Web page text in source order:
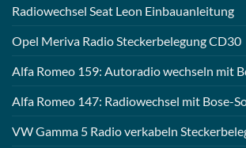
Radiowechsel Seat Leon Einbauanleitung
Opel Meriva Radio Steckerbelegung CD30
Alfa Romeo 159: Autoradio wechseln mit
Alfa Romeo 147: Radiowechsel mit Bose-
VW Gamma 5 Radio verkabeln